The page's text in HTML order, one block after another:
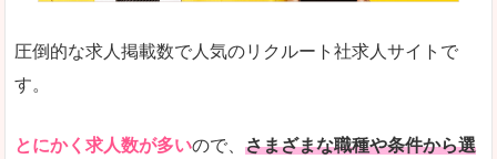
圧倒的な求人掲載数で人気のリクルート社求人サイトで
す。
とにかく求人数が多いので、 さまざまな職種や条件から選